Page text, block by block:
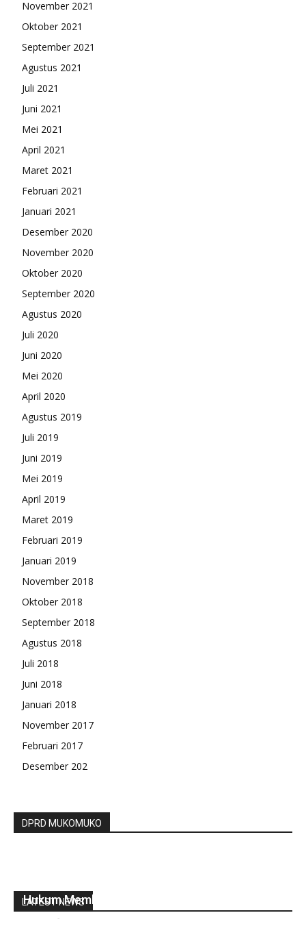
November 2021
Oktober 2021
September 2021
Agustus 2021
Juli 2021
Juni 2021
Mei 2021
April 2021
Maret 2021
Februari 2021
Januari 2021
Desember 2020
November 2020
Oktober 2020
September 2020
Agustus 2020
Juli 2020
Juni 2020
Mei 2020
April 2020
Agustus 2019
Juli 2019
Juni 2019
Mei 2019
April 2019
Maret 2019
Februari 2019
Januari 2019
November 2018
Oktober 2018
September 2018
Agustus 2018
Juli 2018
Juni 2018
Januari 2018
November 2017
Februari 2017
Desember 202
DPRD MUKOMUKO
LATEST NEWS
Hukum Membuka Pengelaran Wayang Kulit
-